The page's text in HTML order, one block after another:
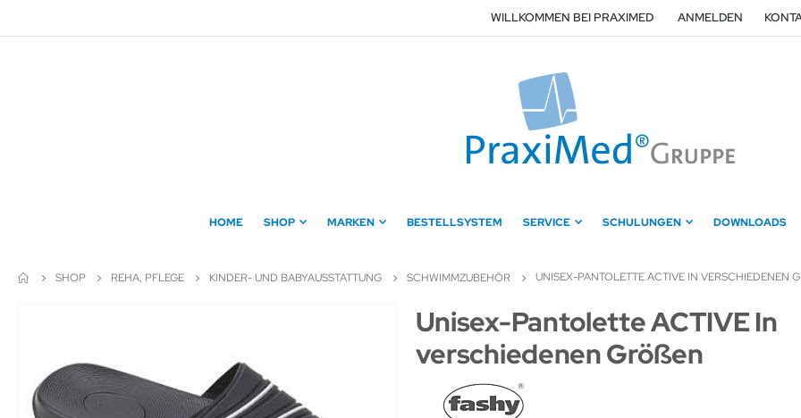
zum
WILLKOMMEN BEI PRAXIMED ANMELDEN
HOME SHOP MARKEN BESTELLSYSTEM SERVICE SCHULUNGEN DOWNLOADS
SHOP REHA, PFLEGE KINDER- UND BABYAUSSTATTUNG SCHWIMMZUBEHÖR UNISEX-PANTOLETTE ACTIVE IN VERSCHIEDENEN
Bildergalerie
springen
Zum
Anfang
der
Bildergalerie
springen
Unisex-Pantolette ACTIVE In
verschiedenen Größen